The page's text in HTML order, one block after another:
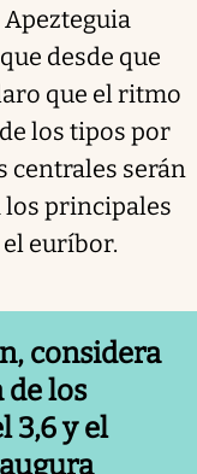
desde que
que el ritmo
los tipos por
centrales serán
los principales
euríbor.
considera
de los
3,6 y el